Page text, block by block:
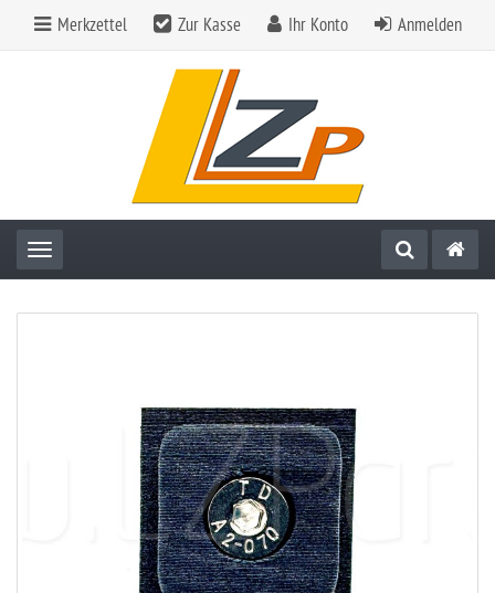
Merkzettel Zur Kasse Ihr Konto Anmelden
Toggle navigation